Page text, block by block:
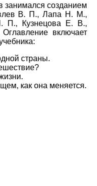
занимался созданием
В. П., Лапа Н. М.,
П., Кузнецова Е. В.,
включает
страны.
как она меняется.